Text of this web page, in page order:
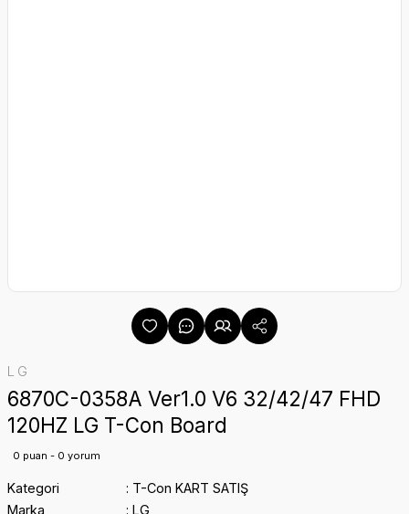
LG
6870C-0358A Ver1.0 V6 32/42/47 FHD
120HZ LG T-Con Board
0 puan - 0 yorum
Kategori
T-Con KART SATIŞ
Marka
LG